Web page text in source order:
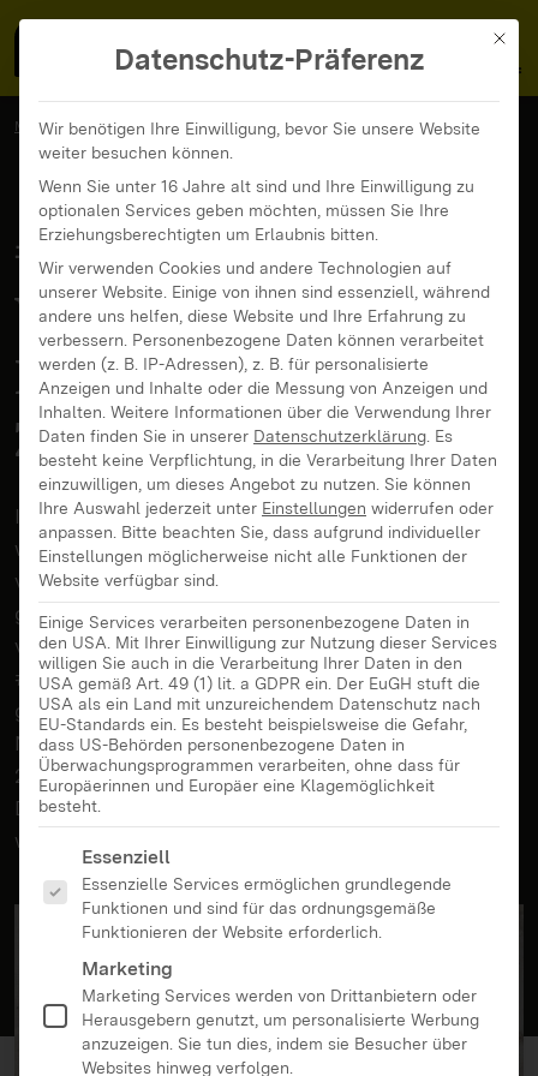
MENÜ
MedienFokus BW ...
News und Beiträge
Weshalb das „Jahr der Nachricht“ unser Zusammenleben stärkt
#UseTheNews:
Weshalb das „Jahr der
Nachricht“ unser
Zusammenleben stärkt
In unserer modernen Welt können wir uns immer
weniger auf Quellen und die Echtheit von Bildern
verlassen. Künstliche Intelligenz, Deep Fakes und
gezielte Desinformation fluten die sozialen Medien,
verunsichern und wühlen auf. Die Kampagne
#UseTheNews will ein ganzes Jahr lang
gegensteuern und auf den Wert gut recherchierter
Nachrichten aufmerksam machen. Deswegen wird
2024 zum „Jahr der Nachricht“. Auch, weil eine
Demokratie nur dann funktionieren kann, wenn alle
wissen, welche Elemente ihr schaden können.
Mit
Datenschutz-Präferenz
Wir benötigen Ihre Einwilligung, bevor Sie unsere Website
weiter besuchen können.
Wenn Sie unter 16 Jahre alt sind und Ihre Einwilligung zu
optionalen Services geben möchten, müssen Sie Ihre
Erziehungsberechtigten um Erlaubnis bitten.
Wir verwenden Cookies und andere Technologien auf
unserer Website. Einige von ihnen sind essenziell, während
andere uns helfen, diese Website und Ihre Erfahrung zu
verbessern. Personenbezogene Daten können verarbeitet
werden (z. B. IP-Adressen), z. B. für personalisierte
Anzeigen und Inhalte oder die Messung von Anzeigen und
Inhalten. Weitere Informationen über die Verwendung Ihrer
Daten finden Sie in unserer Datenschutzerklärung Es
besteht keine Verpflichtung, in die Verarbeitung Ihrer Daten
einzuwilligen, um dieses Angebot zu nutzen. Sie können
Ihre Auswahl jederzeit unter Einstellungen widerrufen oder
anpassen. Bitte beachten Sie, dass aufgrund individueller
Einstellungen möglicherweise nicht alle Funktionen der
Website verfügbar sind.
Einige Services verarbeiten personenbezogene Daten in
den USA. Mit Ihrer Einwilligung zur Nutzung dieser Services
willigen Sie auch in die Verarbeitung Ihrer Daten in den
USA gemäß Art. 49 (1) lit. a GDPR ein. Der EuGH stuft die
USA als ein Land mit unzureichendem Datenschutz nach
EU-Standards ein. Es besteht beispielsweise die Gefahr,
dass US-Behörden personenbezogene Daten in
Überwachungsprogrammen verarbeiten, ohne dass für
Europäerinnen und Europäer eine Klagemöglichkeit
besteht.
Es folgt eine Liste der Service-Gruppen, für die eine
Essenziell
Essenzielle Services ermöglichen grundlegende
Funktionen und sind für das ordnungsgemäße
Funktionieren der Website erforderlich.
Marketing
Marketing Services werden von Drittanbietern oder
Herausgebern genutzt, um personalisierte Werbung
anzuzeigen. Sie tun dies, indem sie Besucher über
Websites hinweg verfolgen.